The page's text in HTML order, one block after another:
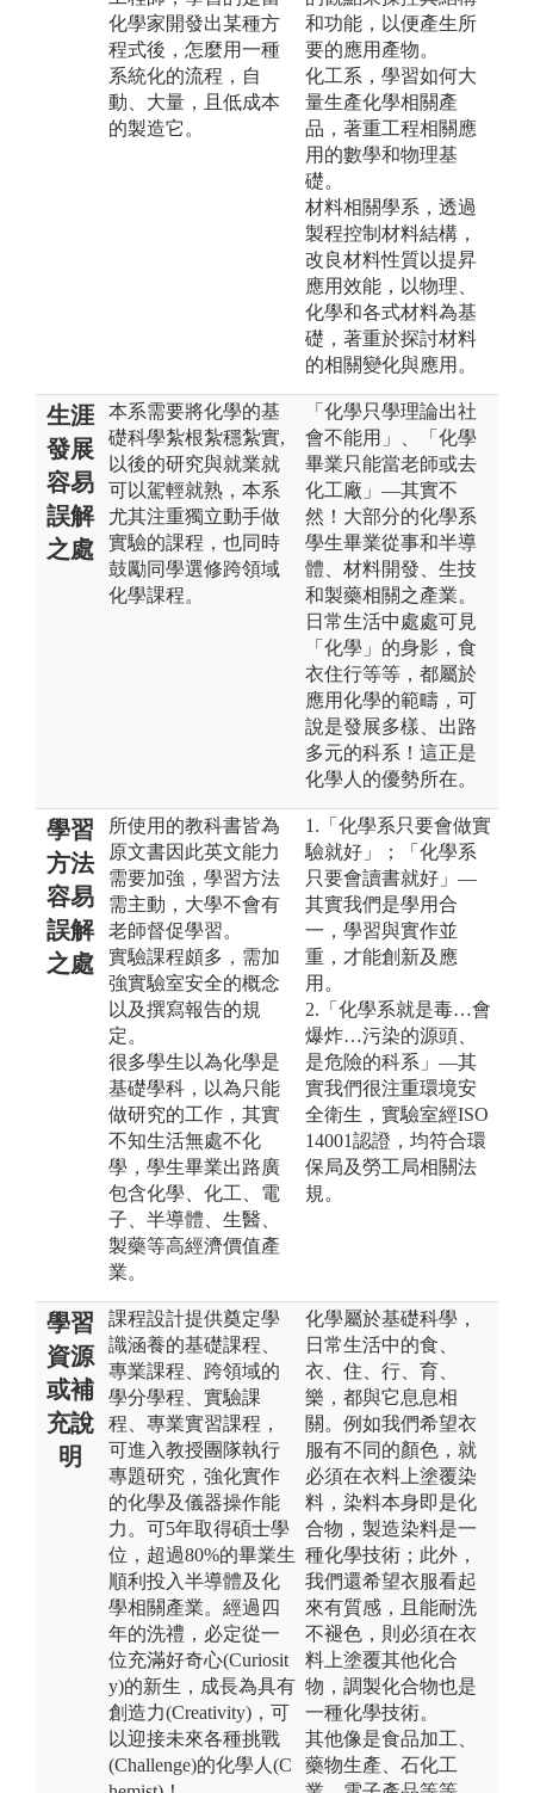
化學家開發出某種方
程式後，怎麼用一種
系統化的流程，自
動、大量，且低成本
的製造它。
和功能，以便產生所
要的應用產物。
化工系，學習如何大
量生產化學相關產
品，著重工程相關應
用的數學和物理基
礎。
材料相關學系，透過
製程控制材料結構，
改良材料性質以提昇
應用效能，以物理、
化學和各式材料為基
礎，著重於探討材料
的相關變化與應用。
生涯
發展
容易
誤解
之處
本系需要將化學的基
礎科學紮根紮穩紮實,
以後的研究與就業就
可以駕輕就熟，本系
尤其注重獨立動手做
實驗的課程，也同時
鼓勵同學選修跨領域
化學課程。
「化學只學理論出社
會不能用」、「化學
畢業只能當老師或去
化工廠」—其實不
然！大部分的化學系
學生畢業從事和半導
體、材料開發、生技
和製藥相關之產業。
日常生活中處處可見
「化學」的身影，食
衣住行等等，都屬於
應用化學的範疇，可
說是發展多樣、出路
多元的科系！這正是
化學人的優勢所在。
學習
方法
容易
誤解
之處
所使用的教科書皆為
原文書因此英文能力
需要加強，學習方法
需主動，大學不會有
老師督促學習。
實驗課程頗多，需加
強實驗室安全的概念
以及撰寫報告的規
定。
很多學生以為化學是
基礎學科，以為只能
做研究的工作，其實
不知生活無處不化
學，學生畢業出路廣
包含化學、化工、電
子、半導體、生醫、
製藥等高經濟價值產
業。
1.「化學系只要會做實
驗就好」；「化學系
只要會讀書就好」—
其實我們是學用合
一，學習與實作並
重，才能創新及應
用。
2.「化學系就是毒…會
爆炸…污染的源頭、
是危險的科系」—其
實我們很注重環境安
全衛生，實驗室經ISO
14001認證，均符合環
保局及勞工局相關法
規。
學習
資源
或補
充說
明
課程設計提供奠定學
識涵養的基礎課程、
專業課程、跨領域的
學分學程、實驗課
程、專業實習課程，
可進入教授團隊執行
專題研究，強化實作
的化學及儀器操作能
力。可5年取得碩士學
位，超過80%的畢業生
順利投入半導體及化
學相關產業。經過四
年的洗禮，必定從一
位充滿好奇心(Curiosit
y)的新生，成長為具有
創造力(Creativity)，可
以迎接未來各種挑戰
(Challenge)的化學人(C
化學屬於基礎科學，
日常生活中的食、
衣、住、行、育、
樂，都與它息息相
關。例如我們希望衣
服有不同的顏色，就
必須在衣料上塗覆染
料，染料本身即是化
合物，製造染料是一
種化學技術；此外，
我們還希望衣服看起
來有質感，且能耐洗
不褪色，則必須在衣
料上塗覆其他化合
物，調製化合物也是
一種化學技術。
其他像是食品加工、
藥物生產、石化工